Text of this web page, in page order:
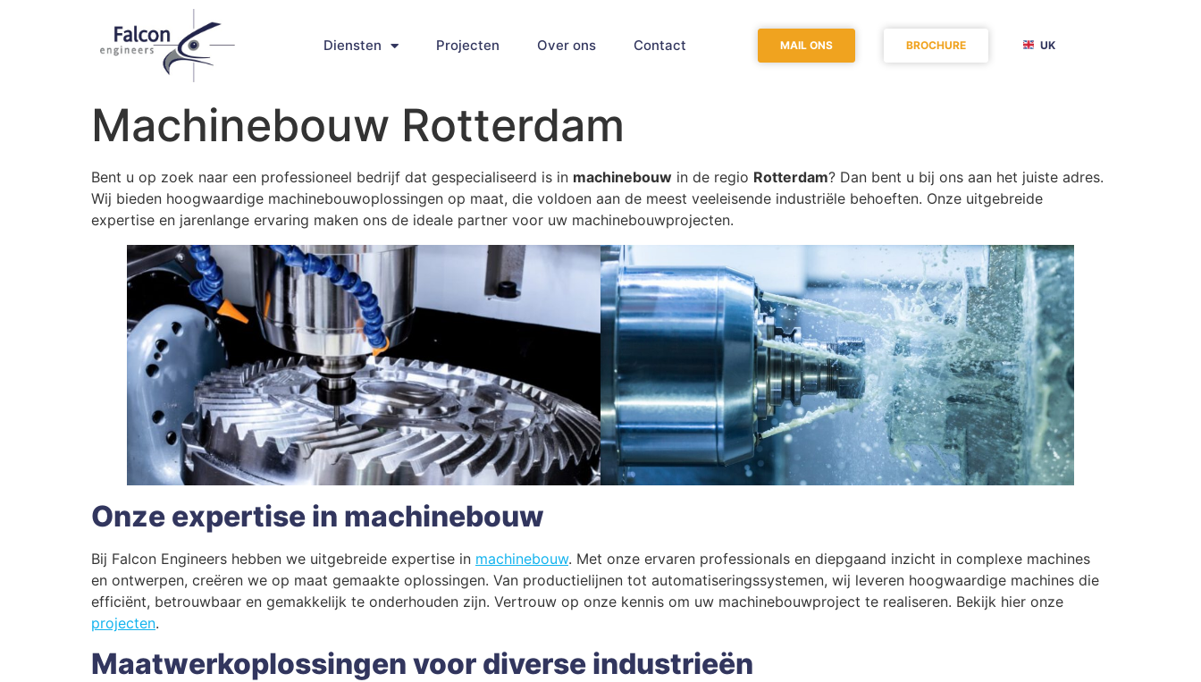
Diensten Projecten Over ons Contact MAIL ONS BROCHURE UK
Machinebouw Rotterdam
Bent u op zoek naar een professioneel bedrijf dat gespecialiseerd is in machinebouw in de regio Rotterdam? Dan bent u bij ons aan het juiste adres.
Wij bieden hoogwaardige machinebouwoplossingen op maat, die voldoen aan de meest veeleisende industriële behoeften. Onze uitgebreide
expertise en jarenlange ervaring maken ons de ideale partner voor uw machinebouwprojecten.
Onze expertise in machinebouw
Bij Falcon Engineers hebben we uitgebreide expertise in machinebouw. Met onze ervaren professionals en diepgaand inzicht in complexe machines
en ontwerpen, creëren we op maat gemaakte oplossingen. Van productielijnen tot automatiseringssystemen, wij leveren hoogwaardige machines die
efficiënt, betrouwbaar en gemakkelijk te onderhouden zijn. Vertrouw op onze kennis om uw machinebouwproject te realiseren. Bekijk hier onze
projecten.
Maatwerkoplossingen voor diverse industrieën